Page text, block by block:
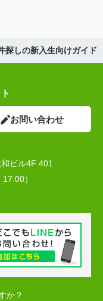
探しの新入生向けガイド
お問い合わせ
ビル4F 401
）
か？